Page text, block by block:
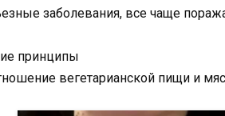
заболевания, все чаще
принципы
вегетарианской пищи и